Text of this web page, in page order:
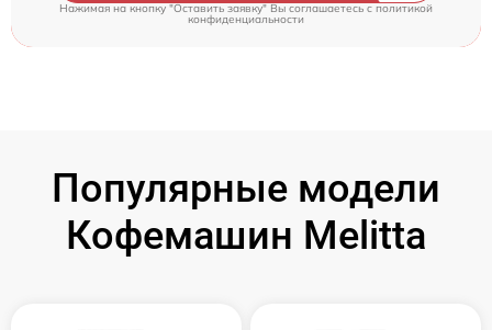
Нажимая на кнопку "Оставить заявку" Вы соглашаетесь cполитикой
конфиденциальности
Популярные модели
Кофемашин Melitta